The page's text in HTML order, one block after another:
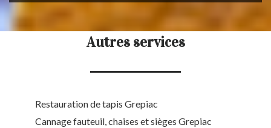
Autres services
Restauration de tapis Grepiac
Cannage fauteuil, chaises et sièges Grepiac